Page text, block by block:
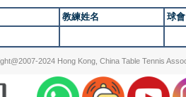
教練姓名 球會